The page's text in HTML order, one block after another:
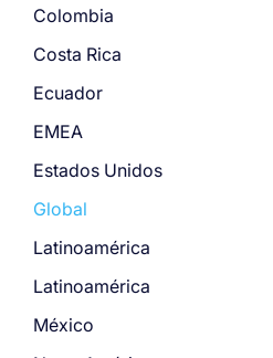
Colombia
Costa Rica
Ecuador
EMEA
Estados Unidos
Global
Latinoamérica
Latinoamérica
México